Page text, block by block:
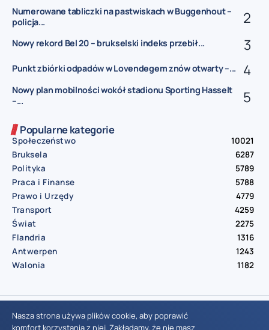
Numerowane tabliczki na pastwiskach w Buggenhout –
policja...
Nowy rekord Bel 20 – brukselski indeks przebił...
Punkt zbiórki odpadów w Lovendegem znów otwarty –...
Nowy plan mobilności wokół stadionu Sporting Hasselt
–...
Popularne kategorie
Społeczeństwo
10021
Bruksela
6287
Polityka
5789
Praca i Finanse
5788
Prawo i Urzędy
4779
Transport
4259
Świat
2275
Flandria
1316
Antwerpen
1243
Walonia
1182
© Aktualnosci.be – All Right Reserved 2016-2026
Nasza strona używa plików cookie, aby poprawić
komfort korzystania z niej. Zakładamy, że nie masz